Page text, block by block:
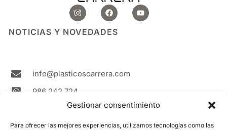
Gestionar consentimiento
Para ofrecer las mejores experiencias, utilizamos tecnologías como las
I
n
s
t
a
F
a
c
e
b
Y
o
u
NOTICIAS Y NOVEDADES
info@plasticoscarrera.com
986 242 724
Plasticos Carrera Avda. Ricardo Mella, 111 36330
Vigo Spain